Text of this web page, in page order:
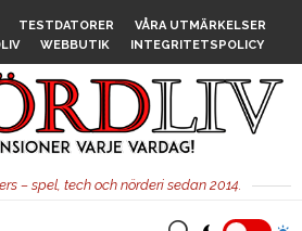
TESTDATORER
VÅRA UTMÄRKELSER
WEBBUTIK INTEGRITETSPOLICY
– spel, tech och nörderi sedan 2014.